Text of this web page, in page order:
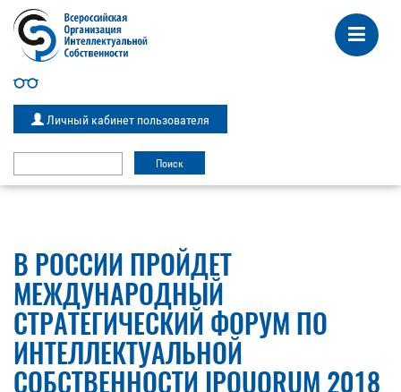
Личный кабинет пользователя
В РОССИИ ПРОЙДЕТ
МЕЖДУНАРОДНЫЙ
СТРАТЕГИЧЕСКИЙ ФОРУМ ПО
ИНТЕЛЛЕКТУАЛЬНОЙ
СОБСТВЕННОСТИ IPQUORUM 2018